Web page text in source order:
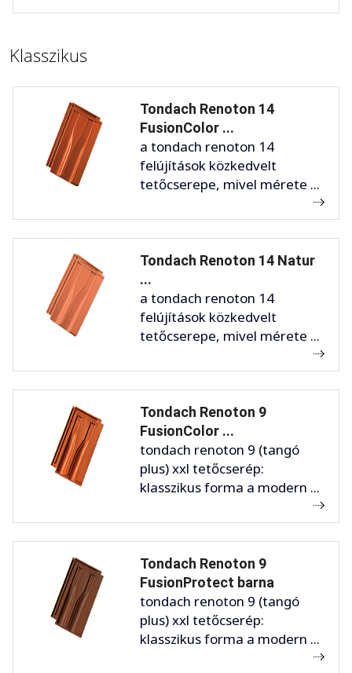
Klasszikus
Tondach Renoton 14
FusionColor ...
a tondach renoton 14
felújítások közkedvelt
tetőcserepe, mivel mérete ...
Tondach Renoton 14 Natur
...
a tondach renoton 14
felújítások közkedvelt
tetőcserepe, mivel mérete ...
Tondach Renoton 9
FusionColor ...
tondach renoton 9 (tangó
plus) xxl tetőcserép:
klasszikus forma a modern ...
Tondach Renoton 9
FusionProtect barna
tondach renoton 9 (tangó
plus) xxl tetőcserép:
klasszikus forma a modern ...